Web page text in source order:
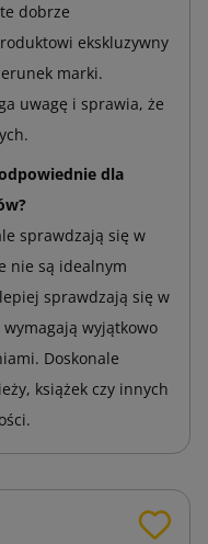
dobrze
ekskluzywny
marki.
uwagę i sprawia, że
dla
sprawdzają się w
nie są idealnym
sprawdzają się w
wyjątkowo
Doskonale
książek czy innych